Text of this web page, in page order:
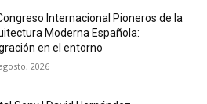
Internacional Pioneros de la
Moderna Española:
en el entorno
2026